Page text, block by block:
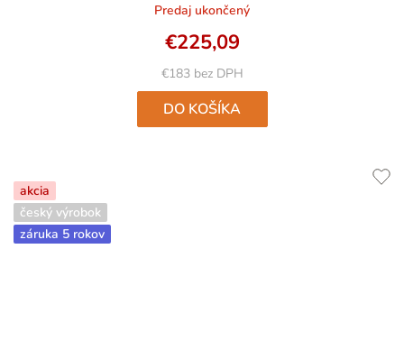
Predaj ukončený
€183 bez DPH
€225,09
DO KOŠÍKA
akcia
český výrobok
záruka 5 rokov